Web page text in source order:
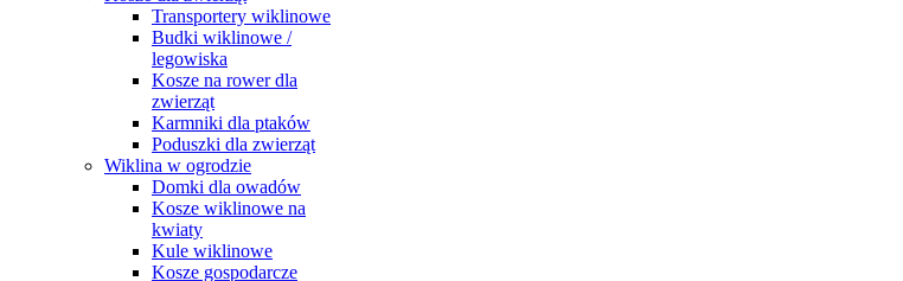
Transportery wiklinowe
Budki wiklinowe /
legowiska
Kosze na rower dla
zwierząt
Karmniki dla ptaków
Poduszki dla zwierząt
Wiklina w ogrodzie
Domki dla owadów
Kosze wiklinowe na
kwiaty
Kule wiklinowe
Kosze gospodarcze